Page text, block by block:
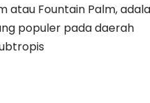
atau Fountain Palm,
populer pada daerah